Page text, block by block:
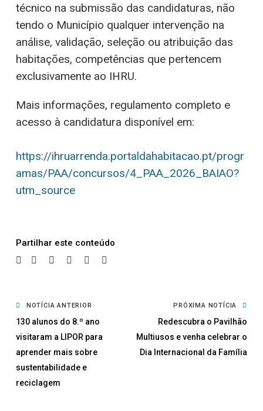
técnico na submissão das candidaturas, não
tendo o Município qualquer intervenção na
análise, validação, seleção ou atribuição das
habitações, competências que pertencem
exclusivamente ao IHRU.
Mais informações, regulamento completo e
acesso à candidatura disponível em:
https://ihruarrenda.portaldahabitacao.pt/progr
amas/PAA/concursos/4_PAA_2026_BAIAO?
utm_source
Partilhar
NOTÍCIA ANTERIOR
130 alunos do 8.º ano
visitaram a LIPOR para
aprender mais sobre
sustentabilidade e
reciclagem
PRÓXIMA NOTÍCIA
Redescubra o Pavilhão
Multiusos e venha celebrar o
Dia Internacional da Família